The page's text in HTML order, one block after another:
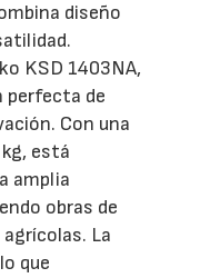
diseño
KSD 1403NA,
perfecta de
Con una
está
amplia
obras de
La
que